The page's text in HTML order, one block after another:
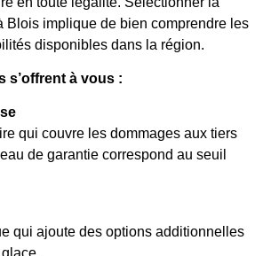
Blois implique de bien comprendre les
disponibles dans la région.
s’offrent à vous :
qui couvre les dommages aux tiers
de garantie correspond au seuil
qui ajoute des options additionnelles